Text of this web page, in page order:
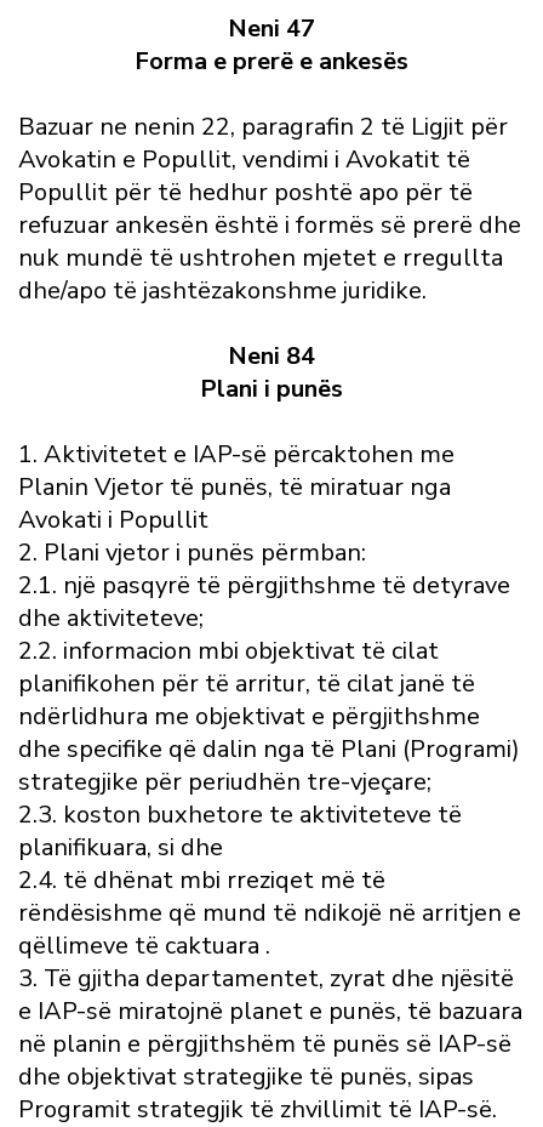
Neni 47
Forma e prerë e ankesës
Bazuar ne nenin 22, paragrafin 2 të Ligjit për
Avokatin e Popullit, vendimi i Avokatit të
Popullit për të hedhur poshtë apo për të
refuzuar ankesën është i formës së prerë dhe
nuk mundë të ushtrohen mjetet e rregullta
dhe/apo të jashtëzakonshme juridike.
Neni 84
Plani i punës
1. Aktivitetet e IAP-së përcaktohen me
Planin Vjetor të punës, të miratuar nga
Avokati i Popullit
2. Plani vjetor i punës përmban:
2.1. një pasqyrë të përgjithshme të detyrave
dhe aktiviteteve;
2.2. informacion mbi objektivat të cilat
planifikohen për të arritur, të cilat janë të
ndërlidhura me objektivat e përgjithshme
dhe specifike që dalin nga të Plani (Programi)
strategjike për periudhën tre-vjeçare;
2.3. koston buxhetore te aktiviteteve të
planifikuara, si dhe
2.4. të dhënat mbi rreziqet më të
rëndësishme që mund të ndikojë në arritjen e
qëllimeve të caktuara .
3. Të gjitha departamentet, zyrat dhe njësitë
e IAP-së miratojnë planet e punës, të bazuara
në planin e përgjithshëm të punës së IAP-së
dhe objektivat strategjike të punës, sipas
Programit strategjik të zhvillimit të IAP-së.